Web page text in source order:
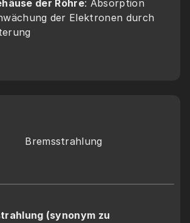
der Röhre: Absorption
der Elektronen durch
Bremsstrahlung
(synonym zu